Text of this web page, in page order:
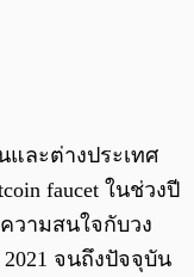
ละต่างประเทศ
faucet ในช่วงปี
วามสนใจกับวง
จนถึงปัจจุบัน